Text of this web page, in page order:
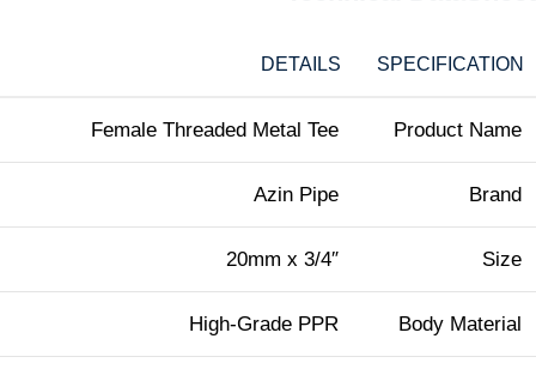
SPECIFICATION
DETAILS
Product Name
Female Threaded Metal Tee
Brand
Azin Pipe
Size
20mm x 3/4″
Body Material
High-Grade PPR